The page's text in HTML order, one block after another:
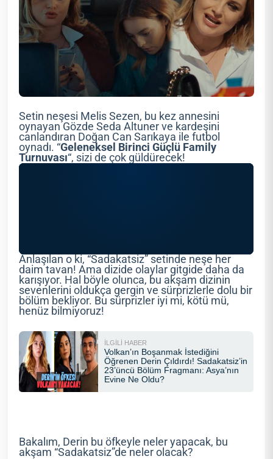
Setin neşesi Melis Sezen, bu kez annesini
oynayan Gözde Seda Altuner ve kardeşini
canlandıran Doğan Can Sarıkaya ile futbol
oynadı. “Geleneksel Birinci Güçlü Family
Turnuvası“, sizi de çok güldürecek!
Anlaşılan o ki, “Sadakatsiz” setinde neşe her
daim tavan! Ama dizide olaylar gitgide daha da
karışıyor. Hal böyle olunca, bu akşam dizinin
sevenlerini oldukça gergin ve sürprizlerle dolu bir
bölüm bekliyor. Bu sürprizler iyi mi, kötü mü,
henüz bilmiyoruz!
Bakalım, Derin bu öfkeyle neler yapacak, bu
akşam “Sadakatsiz”de neler olacak?